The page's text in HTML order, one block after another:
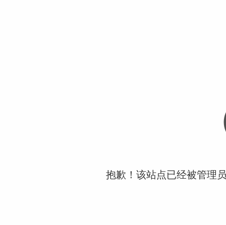
抱歉！该站点已经被管理